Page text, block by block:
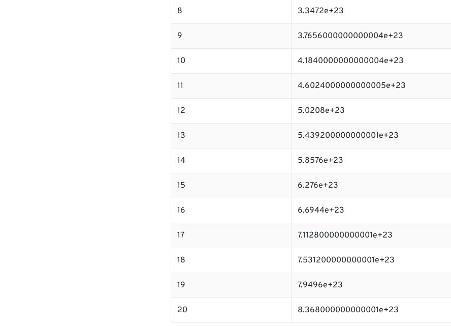
8 3.3472e+23
9 3.7656000000000004e+23
10 4.1840000000000004e+23
11 4.6024000000000005e+23
12 5.0208e+23
13 5.439200000000001e+23
14 5.8576e+23
15 6.276e+23
16 6.6944e+23
17 7.112800000000001e+23
18 7.531200000000001e+23
19 7.9496e+23
20 8.368000000000001e+23